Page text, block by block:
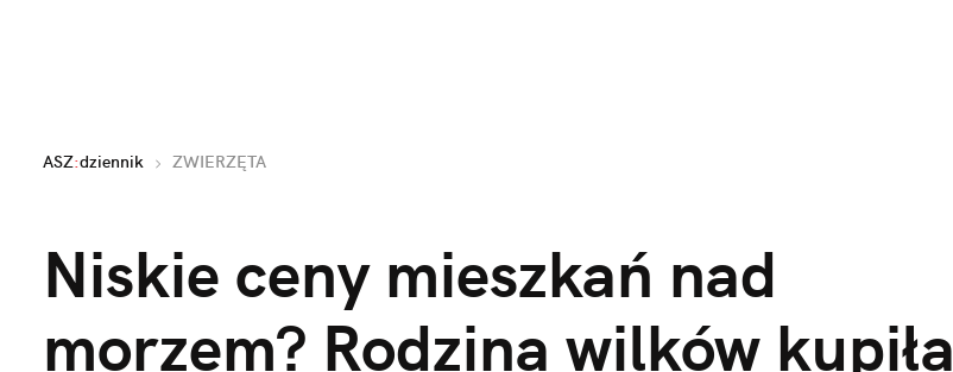
ASZ:dziennik ZWIERZĘTA
Niskie ceny mieszkań nad
morzem? Rodzina wilków kupiła